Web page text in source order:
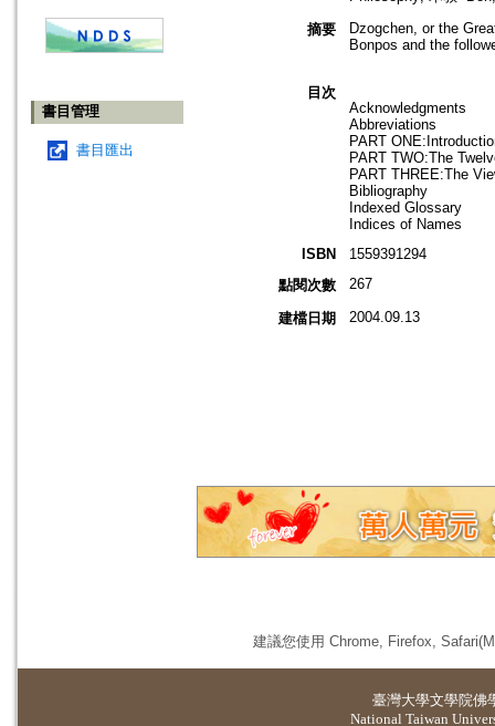
書目管理
書目匯出
摘要
Dzogchen, or the
Bonpos and the
目次
Acknowledgments
Abbreviations
PART
PART TWO:The
PART THREE:The
Bibliography
Indexed Glossary
Indices of Names
ISBN
1559391294
點閱次數
267
建檔日期 2004.09.13
建議您使用 Chrome, Firefox,
臺灣大學文學院佛
National Taiwan